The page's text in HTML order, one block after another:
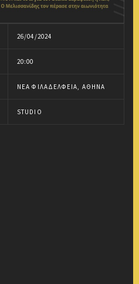
26/04/2024
20:00
ΝΈΑ ΦΙΛΑΔΈΛΦΕΙΑ, ΑΘΉΝΑ
STUDIO